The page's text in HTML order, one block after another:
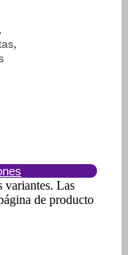
,
variantes. Las
de producto